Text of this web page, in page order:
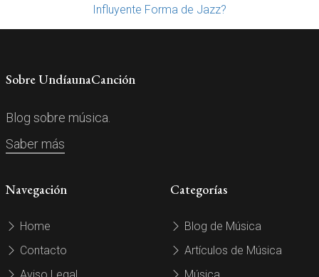
Influyente Forma de Jazz?
Sobre UndíaunaCanción
Blog sobre música.
Saber más
Navegación
Home
Contacto
Categorías
Blog de Música
Artículos de Música